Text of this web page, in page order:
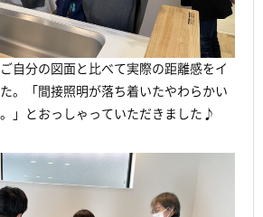
自分の図面と比べて実際の距離感をイ
。「間接照明が落ち着いたやわらかい
」とおっしゃっていただきました♪